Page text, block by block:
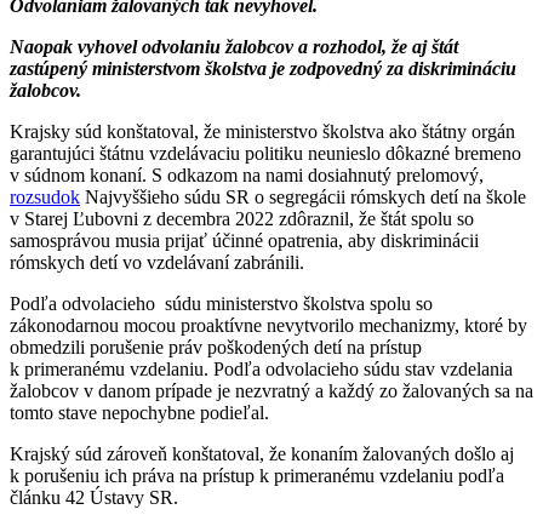
Odvolaniam žalovaných tak nevyhovel.
Naopak vyhovel odvolaniu žalobcov a rozhodol, že aj štát
zastúpený ministerstvom školstva je zodpovedný za diskrimináciu
žalobcov.
Krajsky súd konštatoval, že ministerstvo školstva ako štátny orgán
garantujúci štátnu vzdelávaciu politiku neunieslo dôkazné bremeno
v súdnom konaní. S odkazom na nami dosiahnutý prelomový,
rozsudok Najvyššieho súdu SR o segregácii rómskych detí na škole
v Starej Ľubovni z decembra 2022 zdôraznil, že štát spolu so
samosprávou musia prijať účinné opatrenia, aby diskriminácii
rómskych detí vo vzdelávaní zabránili.
Podľa odvolacieho súdu ministerstvo školstva spolu so
zákonodarnou mocou proaktívne nevytvorilo mechanizmy, ktoré by
obmedzili porušenie práv poškodených detí na prístup
k primeranému vzdelaniu. Podľa odvolacieho súdu stav vzdelania
žalobcov v danom prípade je nezvratný a každý zo žalovaných sa na
tomto stave nepochybne podieľal.
Krajský súd zároveň konštatoval, že konaním žalovaných došlo aj
k porušeniu ich práva na prístup k primeranému vzdelaniu podľa
článku 42 Ústavy SR.